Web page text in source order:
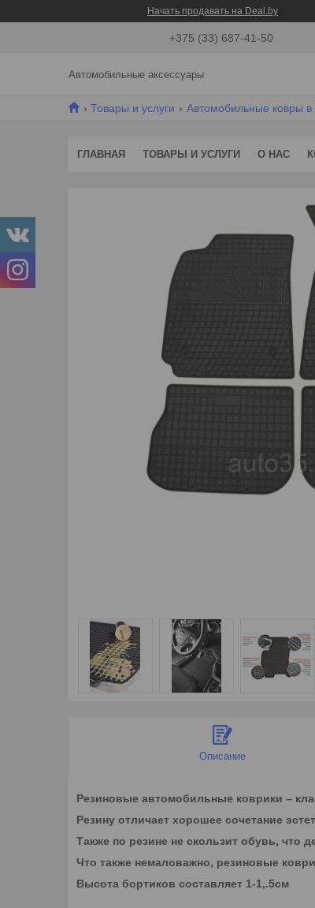
Начать продавать на Deal.by
+375 (33) 687-41-50
Автомобильные аксессуары
Товары и услуги Автомобильные ковры в
ГЛАВНАЯ ТОВАРЫ И УСЛУГИ О НАС
Описание
Резиновые автомобильные коврики –
Резину отличает хорошее сочетание
Также по резине не скользит обувь, что
Что также немаловажно, резиновые
Высота бортиков составляет 1-1,.5см